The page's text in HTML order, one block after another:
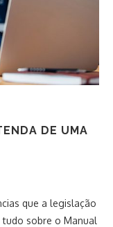
DE UMA
que a legislação
tudo sobre o Manual